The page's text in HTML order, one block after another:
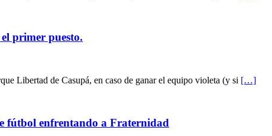
primer puesto.
Libertad de Casupá, en caso de ganar el equipo violeta (y si […]
fútbol enfrentando a Fraternidad